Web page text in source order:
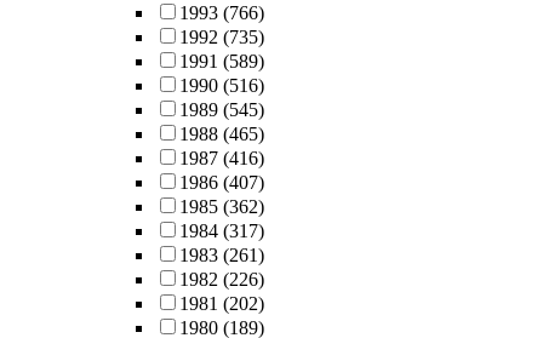
1993 (766)
1992 (735)
1991 (589)
1990 (516)
1989 (545)
1988 (465)
1987 (416)
1986 (407)
1985 (362)
1984 (317)
1983 (261)
1982 (226)
1981 (202)
1980 (189)